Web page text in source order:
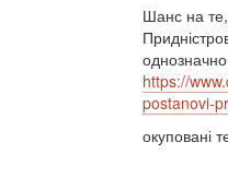
Шанс на
https://
postanovi-
окуповані